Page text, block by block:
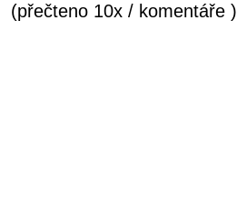
(přečteno 10x / komentáře )